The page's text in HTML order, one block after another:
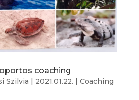
coaching
Szilvia | 2021.01.22. | Coaching